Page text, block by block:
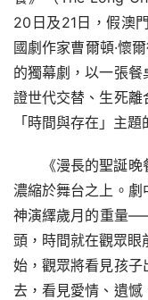
20日及21日，假澳
國劇作家曹爾頓·懷
的獨幕劇，以一張
證世代交替、生死離
「時間與存在」主
《漫長的聖誕
濃縮於舞台之上。劇
神演繹歲月的重量
頭，時間就在觀眾眼
始，觀眾將看見孩
去，看見愛情、遺憾